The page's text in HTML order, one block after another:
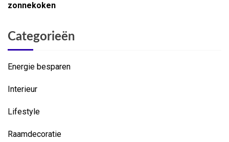
zonnekoken
Categorieën
Energie besparen
Interieur
Lifestyle
Raamdecoratie